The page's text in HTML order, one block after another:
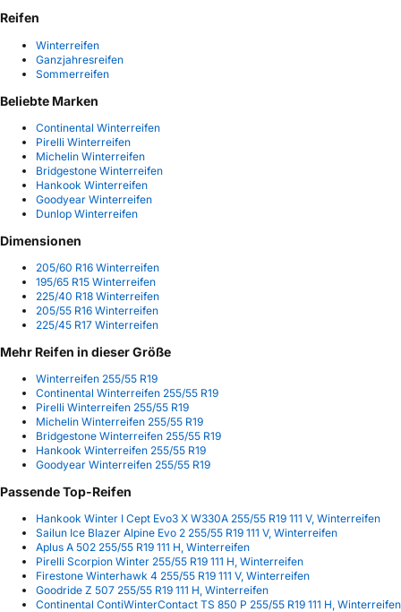
Reifen
Winterreifen
Ganzjahresreifen
Sommerreifen
Beliebte Marken
Continental Winterreifen
Pirelli Winterreifen
Michelin Winterreifen
Bridgestone Winterreifen
Hankook Winterreifen
Goodyear Winterreifen
Dunlop Winterreifen
Dimensionen
205/60 R16 Winterreifen
195/65 R15 Winterreifen
225/40 R18 Winterreifen
205/55 R16 Winterreifen
225/45 R17 Winterreifen
Mehr Reifen in dieser Größe
Winterreifen 255/55 R19
Continental Winterreifen 255/55 R19
Pirelli Winterreifen 255/55 R19
Michelin Winterreifen 255/55 R19
Bridgestone Winterreifen 255/55 R19
Hankook Winterreifen 255/55 R19
Goodyear Winterreifen 255/55 R19
Passende Top-Reifen
Hankook Winter I Cept Evo3 X W330A 255/55 R19 111 V, Winterreifen
Sailun Ice Blazer Alpine Evo 2 255/55 R19 111 V, Winterreifen
Aplus A 502 255/55 R19 111 H, Winterreifen
Pirelli Scorpion Winter 255/55 R19 111 H, Winterreifen
Firestone Winterhawk 4 255/55 R19 111 V, Winterreifen
Goodride Z 507 255/55 R19 111 H, Winterreifen
Continental ContiWinterContact TS 850 P 255/55 R19 111 H, Winterreifen